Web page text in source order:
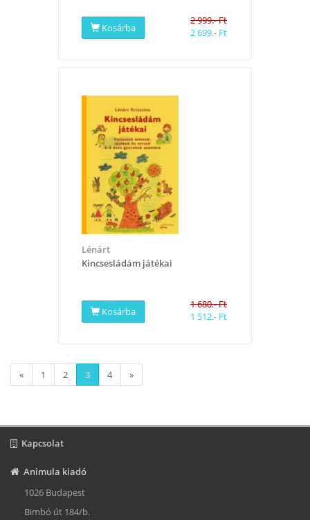
Kosárba
2 999.- Ft
2 699.- Ft
Lénárt
Kincsesládám játékai
Kosárba
1 680.- Ft
1 512.- Ft
« 1 2 3 4 »
Kapcsolat
Animula kiadó
1026 Budapest
Bimbó út 184/b.